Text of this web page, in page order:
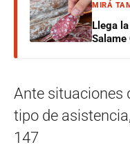
MIRÁ
Llega
Salame
Ante situaciones
tipo de
147